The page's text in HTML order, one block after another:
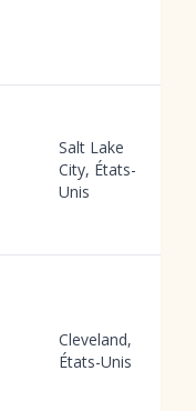
Salt Lake
City, États-
Unis
Cleveland,
États-Unis